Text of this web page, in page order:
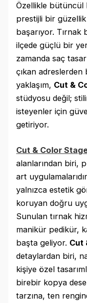
Özellikle bütüncül
prestijli bir
başarıyor. Tırnak
ilçede güçlü bir
zamanda saç
çıkan
yaklaşım, Cut &
stüdyosu değil;
isteyenler için
getiriyor.
Cut & Color
alanlarından biri,
art
yalnızca estetik
koruyan doğru
Sunulan tırnak
manikür pedikür,
başta geliyor. Cut
detaylardan biri,
kişiye özel
birebir kopya
tarzına, ten